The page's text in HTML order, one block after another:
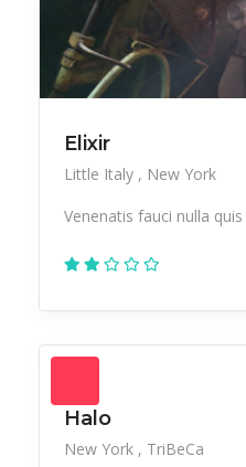
Elixir
Little Italy
New York
Venenatis fauci nulla
Halo
New York
TriBeCa